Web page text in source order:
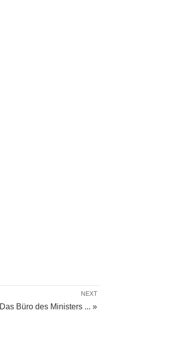
NEXT
Das Büro des Ministers ... »